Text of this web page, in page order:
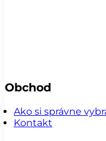
Obchod
Ako si správne
Kontakt